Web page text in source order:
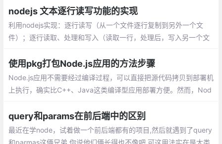
必须的，用过的node的人都知道。安装更新
版本的工具N
nodejs 文本逐行读写功能的实现
利用nodejs实现：逐行读写（从一个文件逐行复制到另外一个文
件）；逐行读取、处理和写入（读取一行，处理后，写入另一个文
FileByLine.js，功能的调用：index.js
使用pkg打包Node.js应用的方法步骤
Node.js应用不需要经过编译过程，可以直接把源代码拷贝到部署机
上执行，确实比C++、Java这类编译型应用部署方便。然而，Nod
ode.js
query和params在前后端中的区别
最近在学node，试着做一个前后端都有的项目,然后就遇到了query
和parmas这俩兄弟,你说他们俩长得也不像吧,可这用法实在是太类